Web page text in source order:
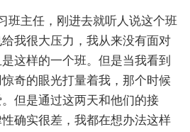
主任，刚进去就听人说这个班
我很大压力，我从来没有面对
这样的一个班。但是当我看到
奇的眼光打量着我，那个时候
但是通过这两天和他们的接
确实很差，我都在想办法这样